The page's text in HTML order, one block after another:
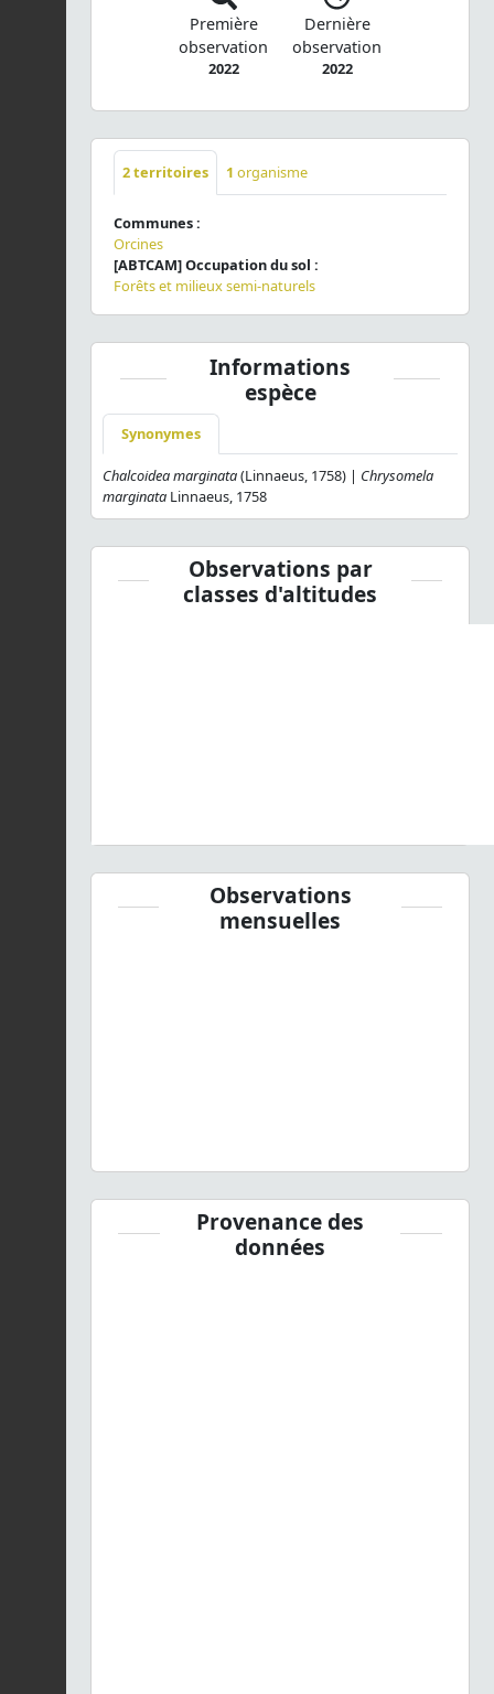
Première
observation
2022
Dernière
observation
2022
2territoires 1 organisme
Communes :
Orcines
[ABTCAM] Occupation du sol :
Forêts et milieux semi-naturels
Informations
espèce
Synonymes
Chalcoidea marginata(Linnaeus, 1758) | Chrysomela
marginata Linnaeus, 1758
Observations par
classes d'altitudes
Observations
mensuelles
Provenance des
données